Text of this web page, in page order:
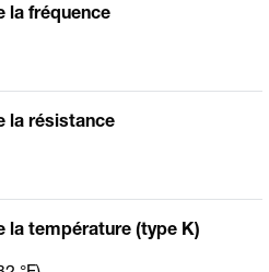
la fréquence
la résistance
la température (type K)